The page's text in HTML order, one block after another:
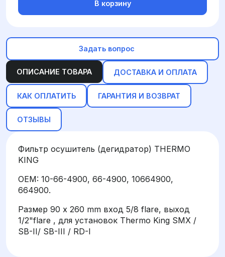
ОПИСАНИЕ ТОВАРА ДОСТАВКА И ОПЛАТА
КАК ОПЛАТИТЬ ГАРАНТИЯ И ВОЗВРАТ
ОТЗЫВЫ
Фильтр осушитель (дегидратор) THERMO
KING
OEM: 10-66-4900, 66-4900, 10664900,
664900.
Размер 90 x 260 mm вход 5/8 flare, выход
1/2"flare , для установок Thermo King SMX /
SB-II/ SB-III / RD-I
В корзину
Задать вопрос